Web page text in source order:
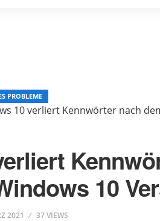
PROBLEME
10 verliert Kennwörter nach
10
2021 37 VIEWS